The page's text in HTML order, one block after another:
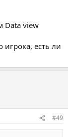
Data view
есть ли
#49